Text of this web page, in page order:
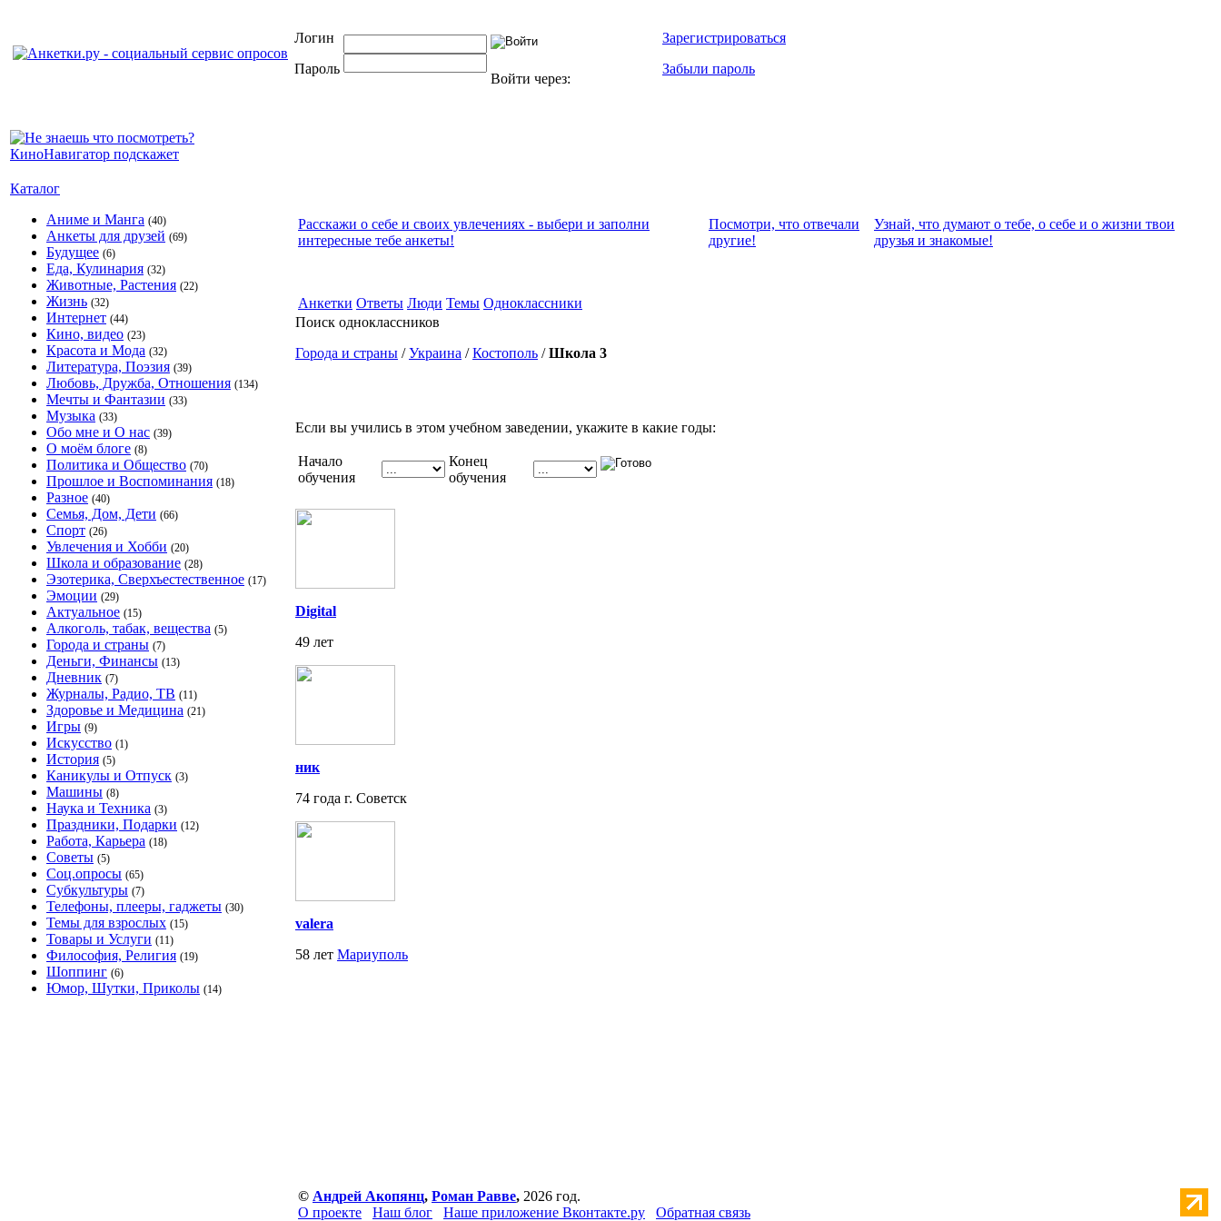
Логин
Пароль
Войти через:
Зарегистрироваться
Забыли пароль
Каталог
Аниме и Манга (40)
Анкеты для друзей (69)
Будущее (6)
Еда, Кулинария (32)
Животные, Растения (22)
Жизнь (32)
Интернет (44)
Кино, видео (23)
Красота и Мода (32)
Литература, Поэзия (39)
Любовь, Дружба, Отношения (134)
Мечты и Фантазии (33)
Музыка (33)
Обо мне и О нас (39)
О моём блоге (8)
Политика и Общество (70)
Прошлое и Воспоминания (18)
Разное (40)
Семья, Дом, Дети (66)
Спорт (26)
Увлечения и Хобби (20)
Школа и образование (28)
Эзотерика, Сверхъестественное (17)
Эмоции (29)
Актуальное (15)
Алкоголь, табак, вещества (5)
Города и страны (7)
Деньги, Финансы (13)
Дневник (7)
Журналы, Радио, ТВ (11)
Здоровье и Медицина (21)
Игры (9)
Искусство (1)
История (5)
Каникулы и Отпуск (3)
Машины (8)
Наука и Техника (3)
Праздники, Подарки (12)
Работа, Карьера (18)
Советы (5)
Соц.опросы (65)
Субкультуры (7)
Телефоны, плееры, гаджеты (30)
Темы для взрослых (15)
Товары и Услуги (11)
Философия, Религия (19)
Шоппинг (6)
Юмор, Шутки, Приколы (14)
Расскажи о себе и своих увлечениях - выбери и заполни
интересные тебе анкеты!
Посмотри, что отвeчали
другие!
Узнай, что думают о тебе, о себе и о жизни твои
друзья и знакомые!
Анкетки Ответы Люди Темы Одноклассники
Поиск одноклассников
Города и страны /Украина /Костополь /Школа 3
Если вы учились в этом учебном заведении, укажите в какие годы:
Начало
обучения
Конец
обучения
Digital
49 лет
ник
74 года г. Советск
valera
58 лет Мариуполь
© Андрей Акопянц, Роман Равве, 2026 год.
О проекте
Наш блог Наше приложение Вконтакте.ру Обратная связь